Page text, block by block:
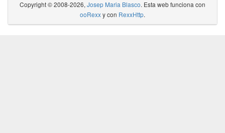
Copyright © 2008-2026, Josep Maria Blasco. Esta web funciona con
ooRexxy con RexxHttp.